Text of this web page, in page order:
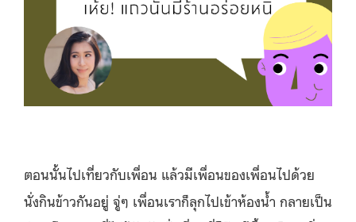
ตอนนั้นไปเที่ยวกับเพื่อน แล้วมีเพื่อนของเพื่อนไปด้วย
นั่งกินข้าวกันอยู่ จู่ๆ เพื่อนเราก็ลุกไปเข้าห้องน้ำ กลายเป็น